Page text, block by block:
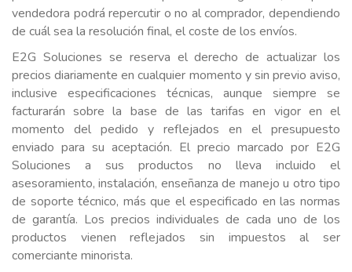
vendedora podrá repercutir o no al comprador, dependiendo
de cuál sea la resolución final, el coste de los envíos.
E2G Soluciones se reserva el derecho de actualizar los
precios diariamente en cualquier momento y sin previo aviso,
inclusive especificaciones técnicas, aunque siempre se
facturarán sobre la base de las tarifas en vigor en el
momento del pedido y reflejados en el presupuesto
enviado para su aceptación. El precio marcado por E2G
Soluciones a sus productos no lleva incluido el
asesoramiento, instalación, enseñanza de manejo u otro tipo
de soporte técnico, más que el especificado en las normas
de garantía. Los precios individuales de cada uno de los
productos vienen reflejados sin impuestos al ser
comerciante minorista.